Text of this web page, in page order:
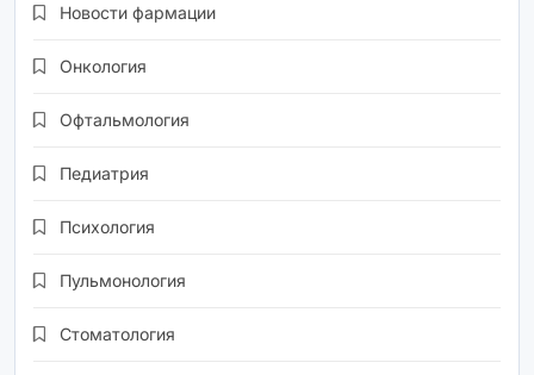
Новости фармации
Онкология
Офтальмология
Педиатрия
Психология
Пульмонология
Стоматология